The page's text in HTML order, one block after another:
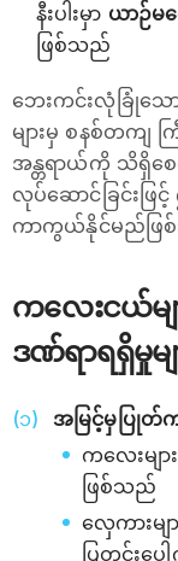
နီးပါးမှာ ယာဉ်မ
ဖြစ်သည်
ဘေးကင်းလုံခြုံသော
များမှ စနစ်တကျ
အန္တရာယ်ကို သိရှိစေ
လုပ်ဆောင်ခြင်းဖြ
ကာကွယ်နိုင်မည်ဖြ
ကလေးငယ်မျ
ဒဏ်ရာရရှိမှုမျ
အမြင့်မှပြုတ်ကျ
ကလေးမျ
ဖြစ်သည်
လှေကားမျာ
ပြတင်းပေ